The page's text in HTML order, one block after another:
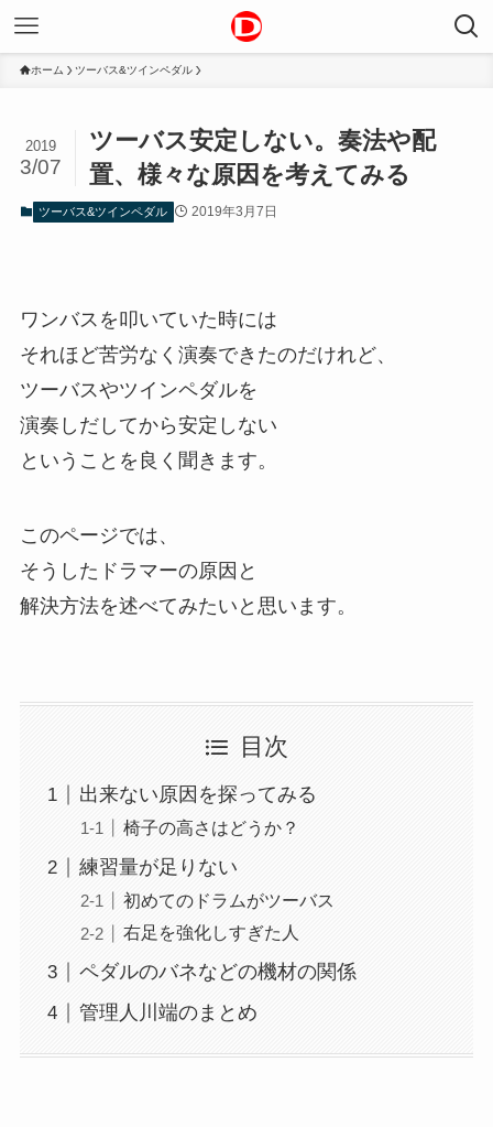
ホーム ツーバス&ツインペダル
ツーバス安定しない。奏法や配
置、様々な原因を考えてみる
2019
3/07
ツーバス&ツインペダル 2019年3月7日
ワンバスを叩いていた時には
それほど苦労なく演奏できたのだけれど、
ツーバスやツインペダルを
演奏しだしてから安定しない
ということを良く聞きます。
このページでは、
そうしたドラマーの原因と
解決方法を述べてみたいと思います。
目次
出来ない原因を探ってみる
椅子の高さはどうか？
練習量が足りない
初めてのドラムがツーバス
右足を強化しすぎた人
ペダルのバネなどの機材の関係
管理人川端のまとめ